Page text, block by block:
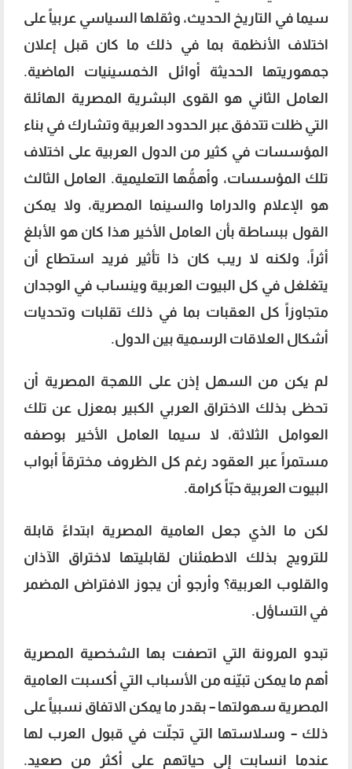
سيما في التاريخ الحديث، وثقلها السياسي عربياً على
اختلاف الأنظمة بما في ذلك ما كان قبل إعلان
جمهوريتها الحديثة أوائل الخمسينيات الماضية.
العامل الثاني هو القوى البشرية المصرية الهائلة
التي ظلت تتدفق عبر الحدود العربية وتشارك في بناء
المؤسسات في كثير من الدول العربية على اختلاف
تلك المؤسسات، وأهمُّها التعليمية. العامل الثالث
هو الإعلام والدراما والسينما المصرية، ولا يمكن
القول ببساطة بأن العامل الأخير هذا كان هو الأبلغ
أثراً، ولكنه لا ريب كان ذا تأثير فريد استطاع أن
يتغلغل في كل البيوت العربية وينساب في الوجدان
متجاوزاً كل العقبات بما في ذلك تقلبات وتحديات
أشكال العلاقات الرسمية بين الدول.
لم يكن من السهل إذن على اللهجة المصرية أن
تحظى بذلك الاختراق العربي الكبير بمعزل عن تلك
العوامل الثلاثة، لا سيما العامل الأخير بوصفه
مستمراً عبر العقود رغم كل الظروف مخترقاً أبواب
البيوت العربية حبّاً كرامة.
لكن ما الذي جعل العامية المصرية ابتداءً قابلة
للترويج بذلك الاطمئنان لقابليتها لاختراق الآذان
والقلوب العربية؟ وأرجو أن يجوز الافتراض المضمر
في التساؤل.
تبدو المرونة التي اتصفت بها الشخصية المصرية
أهم ما يمكن تبيّنه من الأسباب التي أكسبت العامية
المصرية سهولتها – بقدر ما يمكن الاتفاق نسبياً على
ذلك – وسلاستها التي تجلّت في قبول العرب لها
عندما انسابت إلى حياتهم على أكثر من صعيد.